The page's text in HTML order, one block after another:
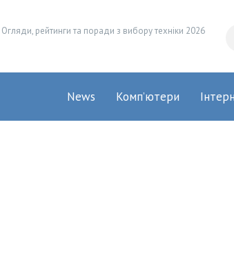
Огляди, рейтинги та поради з вибору техніки 2026
News Комп’ютери